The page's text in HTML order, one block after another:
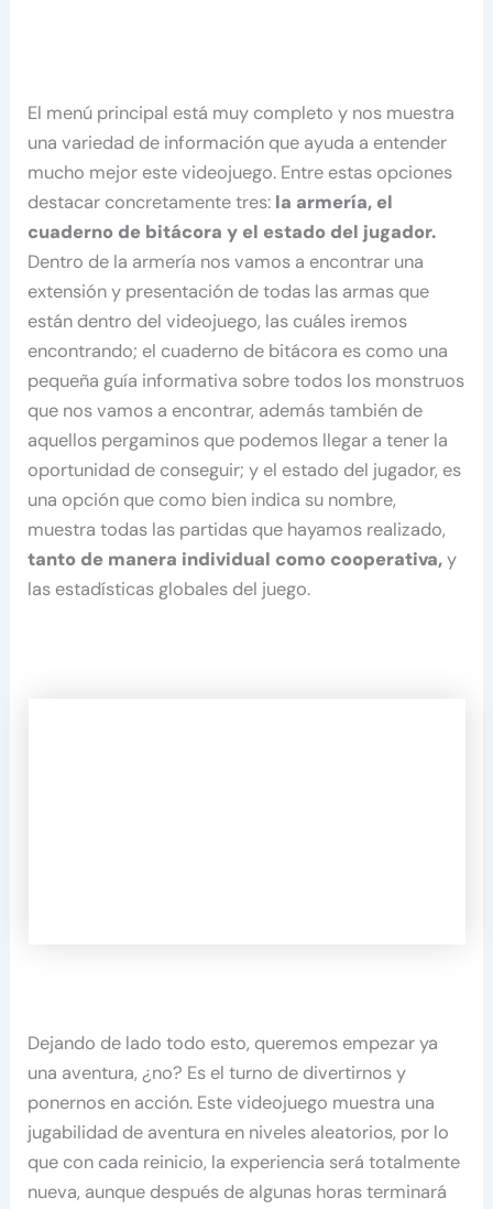
El menú principal está muy completo y nos muestra
una variedad de información que ayuda a entender
mucho mejor este videojuego. Entre estas opciones
destacar concretamente tres: la armería, el
cuaderno de bitácora y el estado del jugador.
Dentro de la armería nos vamos a encontrar una
extensión y presentación de todas las armas que
están dentro del videojuego, las cuáles iremos
encontrando; el cuaderno de bitácora es como una
pequeña guía informativa sobre todos los monstruos
que nos vamos a encontrar, además también de
aquellos pergaminos que podemos llegar a tener la
oportunidad de conseguir; y el estado del jugador, es
una opción que como bien indica su nombre,
muestra todas las partidas que hayamos realizado,
tanto de manera individual como cooperativa,y
las estadísticas globales del juego.
Dejando de lado todo esto, queremos empezar ya
una aventura, ¿no? Es el turno de divertirnos y
ponernos en acción. Este videojuego muestra una
jugabilidad de aventura en niveles aleatorios, por lo
que con cada reinicio, la experiencia será totalmente
nueva, aunque después de algunas horas terminará